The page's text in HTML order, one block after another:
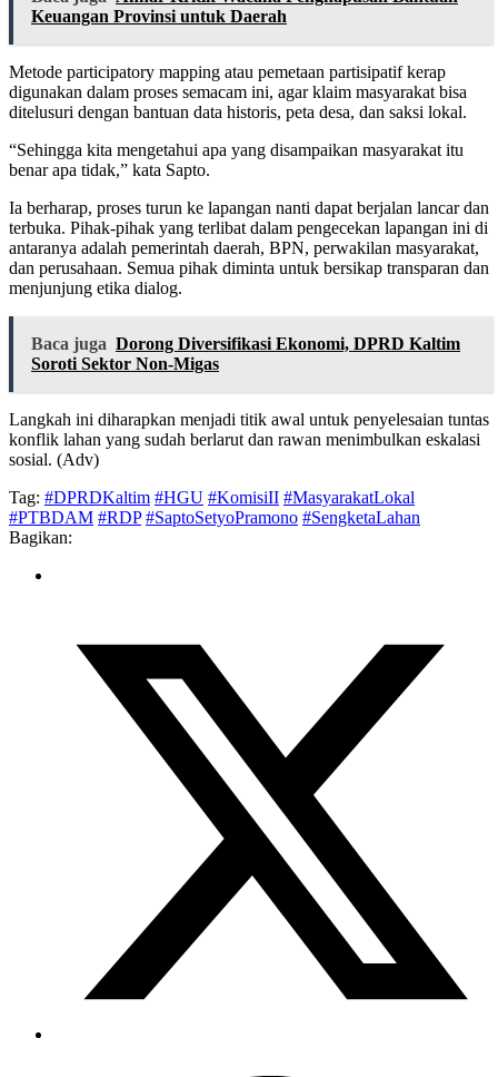
Keuangan Provinsi untuk Daerah
Metode participatory mapping atau pemetaan partisipatif kerap
digunakan dalam proses semacam ini, agar klaim masyarakat bisa
ditelusuri dengan bantuan data historis, peta desa, dan saksi lokal.
“Sehingga kita mengetahui apa yang disampaikan masyarakat itu
benar apa tidak,” kata Sapto.
Ia berharap, proses turun ke lapangan nanti dapat berjalan lancar dan
terbuka. Pihak-pihak yang terlibat dalam pengecekan lapangan ini di
antaranya adalah pemerintah daerah, BPN, perwakilan masyarakat,
dan perusahaan. Semua pihak diminta untuk bersikap transparan dan
menjunjung etika dialog.
Baca juga Dorong Diversifikasi Ekonomi, DPRD Kaltim
Soroti Sektor Non-Migas
Langkah ini diharapkan menjadi titik awal untuk penyelesaian tuntas
konflik lahan yang sudah berlarut dan rawan menimbulkan eskalasi
sosial. (Adv)
Tag: #DPRDKaltim #HGU #KomisiII #MasyarakatLokal
#PTBDAM #RDP #SaptoSetyoPramono #SengketaLahan
Bagikan: